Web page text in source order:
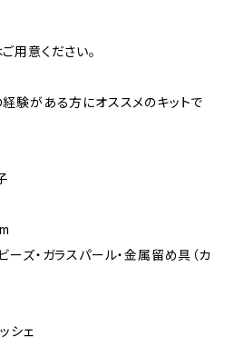
用意ください。
験がある方にオススメのキットで
ーズ・ガラスパール・金属留め具（カ
シェ